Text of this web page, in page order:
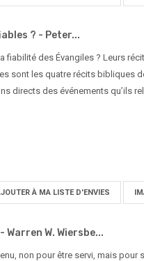
? - Peter...
fiabilité des Évangiles ? Leurs
sont les quatre récits bibliques
directs des événements qu’ils
À MA LISTE D'ENVIES
W. Wiersbe...
non pour être servi, mais pour